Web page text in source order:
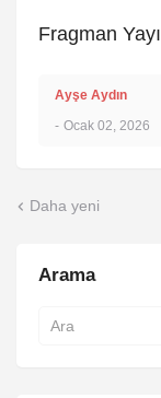
Fragman
Ayşe Aydın
- Ocak 02, 2026
Daha yeni
Arama